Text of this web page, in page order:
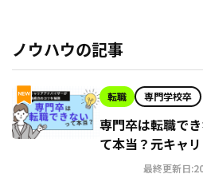
ノウハウの記事
転職 専門学校卒
専門卒は転職で
て本当？元キャ
バイザーがコツ
最終更新日